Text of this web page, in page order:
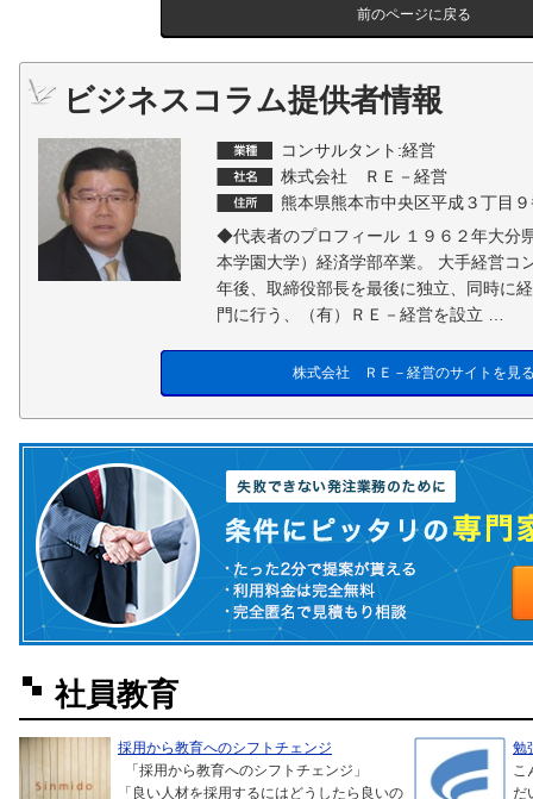
前のページに戻る
ビジネスコラム提供者情報
コンサルタント:経営
株式会社 ＲＥ－経営
熊本県熊本市中央区平成３丁目
◆代表者のプロフィール １９６２年大分
本学園大学）経済学部卒業。 大手経営コ
年後、取締役部長を最後に独立、同時に
門に行う、（有）ＲＥ－経営を設立 …
株式会社 ＲＥ－経営のサイトを見
社員教育
採用から教育へのシフトチェンジ
「採用から教育へのシフトチェンジ」
「良い人材を採用するにはどうしたら良いの
勉
こ
だ